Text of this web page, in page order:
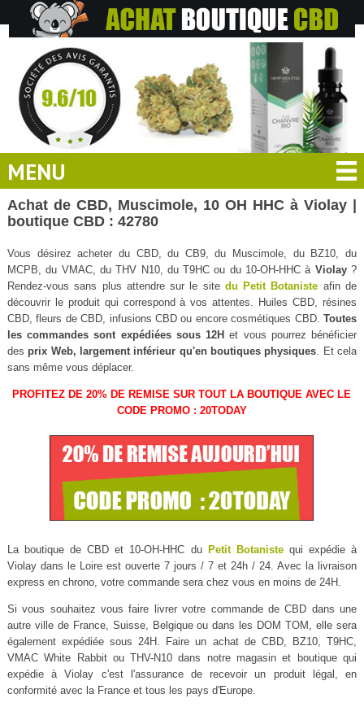
MENU
Achat de CBD, Muscimole, 10 OH HHC à Violay |
boutique CBD : 42780
Vous désirez acheter du CBD, du CB9, du Muscimole, du BZ10, du
MCPB, du VMAC, du THV N10, du T9HC ou du 10-OH-HHC à Violay?
Rendez-vous sans plus attendre sur le site du Petit Botaniste afin de
découvrir le produit qui correspond à vos attentes. Huiles CBD, résines
CBD, fleurs de CBD, infusions CBD ou encore cosmétiques CBD.Toutes
les commandes sont expédiées sous 12H et vous pourrez bénéficier
des prix Web, largement inférieur qu'en boutiques physiques . Et cela
sans même vous déplacer.
PROFITEZ DE 20% DE REMISE SUR TOUT LA BOUTIQUE AVEC LE
CODE PROMO : 20TODAY
La boutique de CBD et 10-OH-HHC du Petit Botanistequi expédie à
Violay dans le Loire est ouverte 7 jours / 7 et 24h / 24. Avec la livraison
express en chrono, votre commande sera chez vous en moins de 24H.
Si vous souhaitez vous faire livrer votre commande de CBD dans une
autre ville de France, Suisse, Belgique ou dans les DOM TOM, elle sera
également expédiée sous 24H. Faire un achat de CBD, BZ10, T9HC,
VMAC White Rabbit ou THV-N10 dans notre magasin et boutique qui
expédie à Violay c'est l'assurance de recevoir un produit légal, en
conformité avec la France et tous les pays d'Europe.